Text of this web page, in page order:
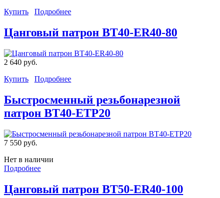
Купить
Подробнее
Цанговый патрон BT40-ER40-80
2 640 руб.
Купить
Подробнее
Быстросменный резьбонарезной
патрон BT40-ETP20
7 550 руб.
Нет в наличии
Подробнее
Цанговый патрон BT50-ER40-100